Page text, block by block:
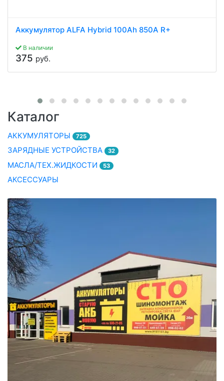
Аккумулятор ALFA Hybrid 100Ah 850A R+
В наличии
375 руб.
Каталог
АККУМУЛЯТОРЫ 725
ЗАРЯДНЫЕ УСТРОЙСТВА 32
МАСЛА/ТЕХ.ЖИДКОСТИ 53
АКСЕССУАРЫ